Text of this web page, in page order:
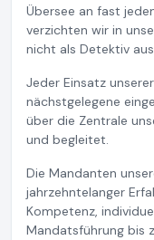
Übersee an fast
verzichten wir in
nicht als Detektiv
Jeder Einsatz
nächstgelegene
über die Zentrale
und begleitet.
Die Mandanten
jahrzehntelanger
Kompetenz,
Mandatsführung bis